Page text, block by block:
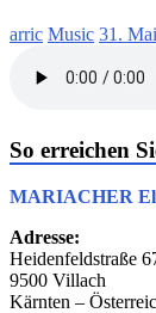
arric Music 31.
So erreichen
MARIACHER
Adresse:
Heidenfeldstraße
9500 Villach
Kärnten –